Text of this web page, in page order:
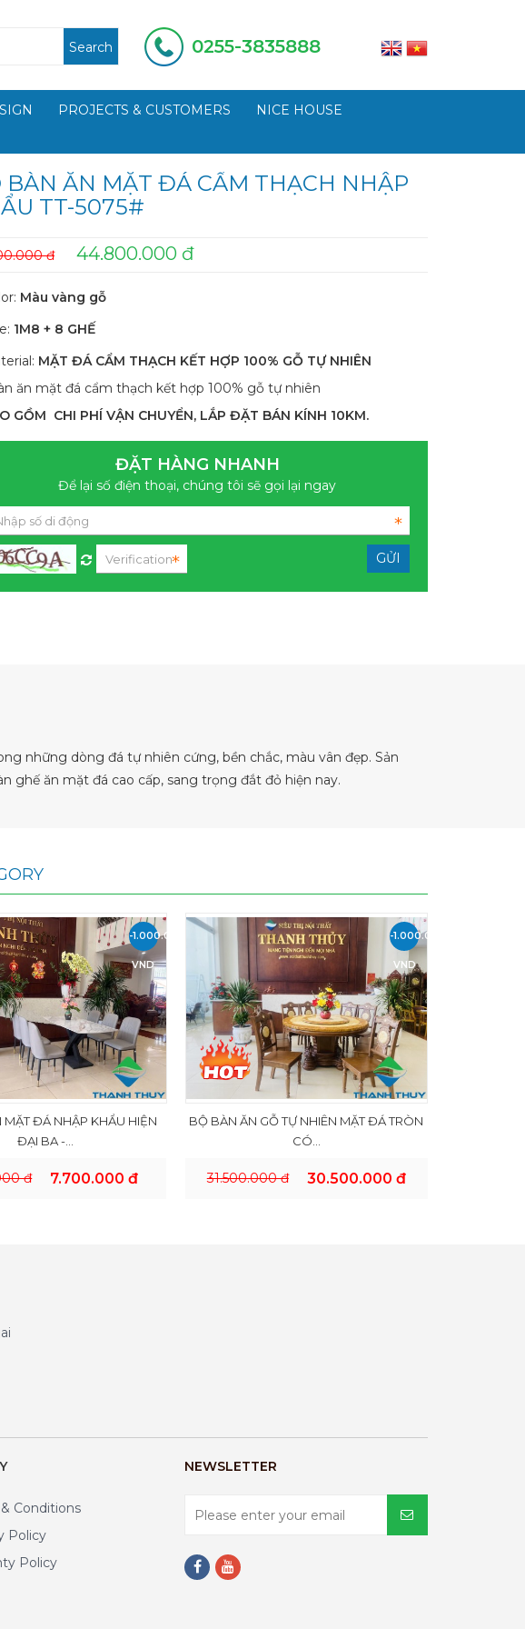
Search 0255-3835888
PROJECTS & CUSTOMERS
NICE HOUSE
BÀN ĂN MẶT ĐÁ CẨM THẠCH NHẬP
TT-5075#
đ 44.800.000 đ
Màu vàng gỗ
1M8 + 8 GHẾ
MẶT ĐÁ CẨM THẠCH KẾT HỢP 100% GỖ TỰ NHIÊN
ăn mặt đá cẩm thạch kết hợp 100% gỗ tự nhiên
GỒM CHI PHÍ VẬN CHUYỂN, LẮP ĐẶT BÁN KÍNH 10KM.
ĐẶT HÀNG NHANH
Để lại số điện thoại, chúng tôi sẽ gọi lại ngay
những dòng đá tự nhiên cứng, bền chắc, màu vân đẹp. Sản
ăn mặt đá cao cấp, sang trọng đắt đỏ hiện nay.
-1.000.000
VND
MẶT ĐÁ NHẬP KHẨU HIỆN
ĐẠI BA -...
đ 7.700.000 đ
-1.000.000
VND
BỘ BÀN ĂN GỖ TỰ NHIÊN MẶT ĐÁ TRÒN
CÓ...
31.500.000 đ 30.500.000 đ
Conditions
Policy
Policy
NEWSLETTER